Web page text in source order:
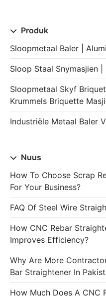
Produk
Sloopmetaal Baler |
Sloop Staal Snymasjien
Sloopmetaal Skyf
Krummels Briquette
Industriële Metaal Baler
Nuus
How To Choose Scrap
For Your Business?
FAQ Of Steel Wire
How CNC Rebar
Improves Efficiency?
Why Are More
Bar Straightener In
How Much Does A CNC